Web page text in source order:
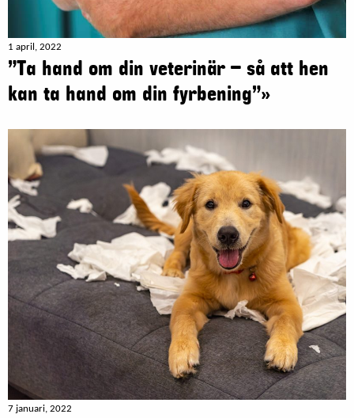
1 april, 2022
”Ta hand om din veterinär – så att hen
kan ta hand om din fyrbening”»
7 januari, 2022